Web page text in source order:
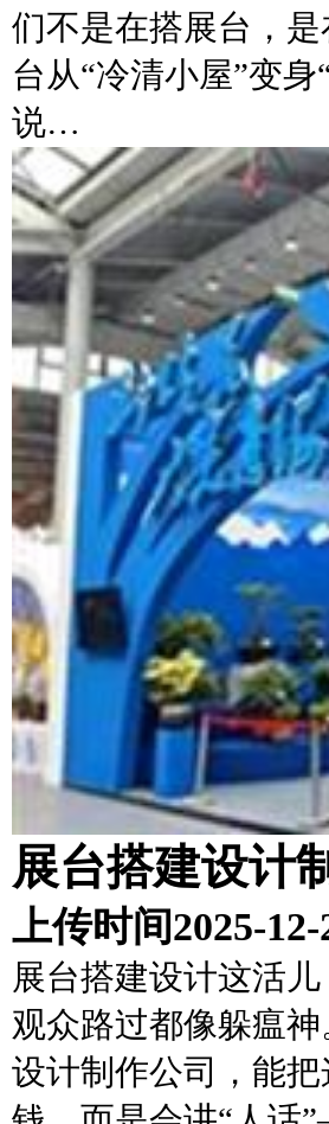
们不是在搭展台，
台从“冷清小屋”变
说…
展台搭建设计
上传时间2025-12-
展台搭建设计这活
观众路过都像躲瘟
设计制作公司，能